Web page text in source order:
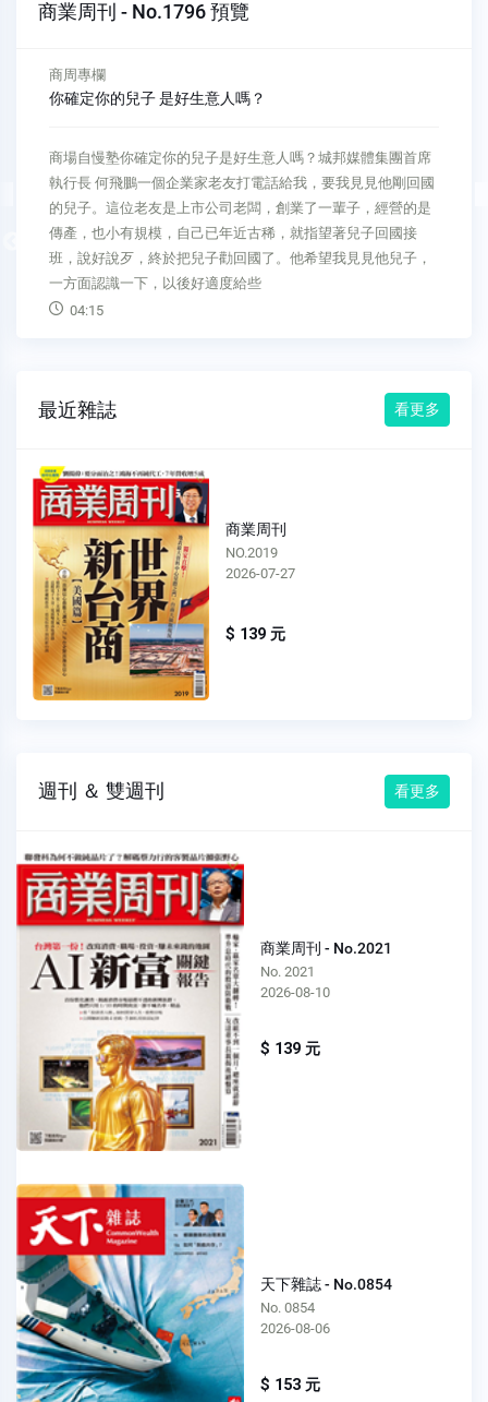
商業周刊 - No.1796 預覽
Previous
商周專欄
現代戰爭也數位轉型
新物種Biz現代戰爭也數位轉型Google台灣前董事總經理 簡立
峰俄烏戰火延燒超過一個月，同樣具有戰爭風險的台灣，可以
從中學到什麼？最值得注意的是，烏克蘭展現軟實力，應用網
路發聲，在戰爭前幾天就讓國際注意到，來得及聲援。俄羅斯
擁有強大的硬體重裝備，坦克車、飛彈……，軍力在全世界排名
第二。專家們事前普
03:56
最近雜誌 看更多
商業周刊
NO.2018
2026-07-20
$ 139 元
週刊 ＆ 雙週刊 看更多
商業周刊 - No.2021
No. 2021
2026-08-10
$ 139 元
天下雜誌 - No.0854
No. 0854
2026-08-06
$ 153 元